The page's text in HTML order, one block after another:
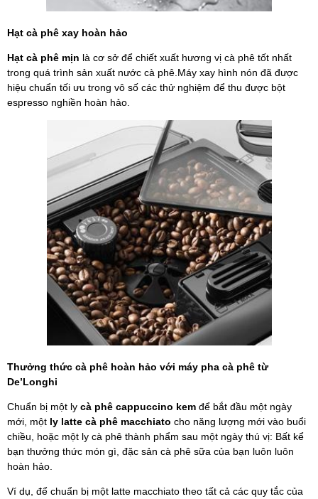
Hạt cà phê xay hoàn hảo
Hạt cà phê mịn là cơ sở để chiết xuất hương vị cà phê tốt nhất
trong quá trình sản xuất nước cà phê.Máy xay hình nón đã được
hiệu chuẩn tối ưu trong vô số các thử nghiệm để thu được bột
espresso nghiền hoàn hảo.
Thưởng thức cà phê hoàn hảo với máy pha cà phê từ
De’Longhi
Chuẩn bị một ly cà phê cappuccino kem để bắt đầu một ngày
mới, một ly latte cà phê macchiato cho năng lượng mới vào buổi
chiều, hoặc một ly cà phê thành phẩm sau một ngày thú vị: Bất kể
bạn thưởng thức món gì, đặc sản cà phê sữa của bạn luôn luôn
hoàn hảo.
Ví dụ, để chuẩn bị một latte macchiato theo tất cả các quy tắc của